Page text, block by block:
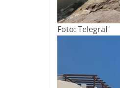
Foto: Telegraf